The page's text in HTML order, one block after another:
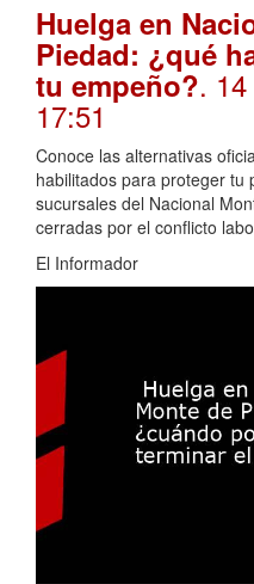
Huelga en
Piedad: ¿qué
tu empeño?.
17:51
Conoce las alternativas
habilitados para proteger tu
sucursales del Nacional
cerradas por el conflicto
El Informador